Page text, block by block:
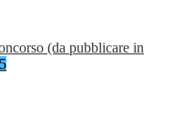
(da pubblicare in